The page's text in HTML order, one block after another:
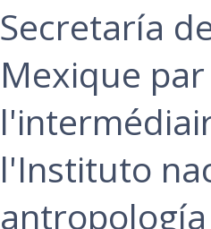
Secretaría
Mexique par
l'Instituto